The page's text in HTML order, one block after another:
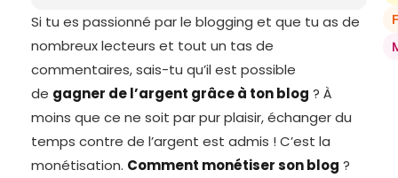
Si tu es passionné par le blogging et que tu as de
nombreux lecteurs et tout un tas de
commentaires, sais-tu qu’il est possible
de gagner de l’argent grâce à ton blog ? À
moins que ce ne soit par pur plaisir, échanger du
temps contre de l’argent est admis ! C’est la
monétisation. Comment monétiser son blog ?